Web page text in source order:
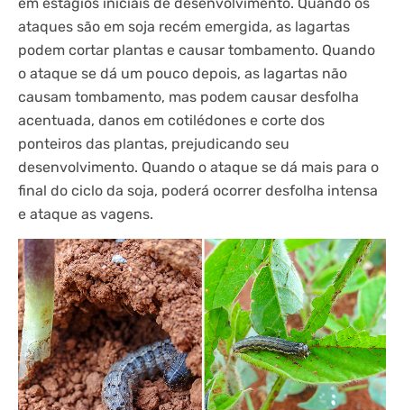
ataques são em soja recém emergida, as lagartas
podem cortar plantas e causar tombamento. Quando
o ataque se dá um pouco depois, as lagartas não
causam tombamento, mas podem causar desfolha
acentuada, danos em cotilédones e corte dos
ponteiros das plantas, prejudicando seu
desenvolvimento. Quando o ataque se dá mais para o
final do ciclo da soja, poderá ocorrer desfolha intensa
e ataque as vagens.